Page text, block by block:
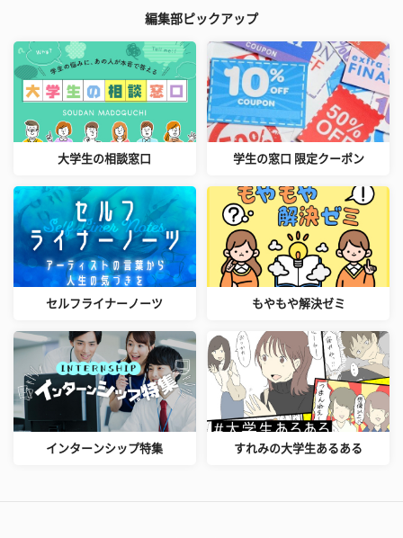
編集部ピックアップ
大学生の相談窓口 学生の窓口 限定クーポン
セルフライナーノーツ もやもや解決ゼミ
インターンシップ特集 すれみの大学生あるある